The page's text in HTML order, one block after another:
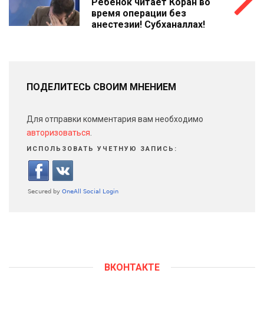
время операции без
анестезии! Субханаллах!
ПОДЕЛИТЕСЬ СВОИМ МНЕНИЕМ
Для отправки комментария вам необходимо
авторизоваться
ИСПОЛЬЗОВАТЬ УЧЕТНУЮ ЗАПИСЬ:
ВКОНТАКТЕ